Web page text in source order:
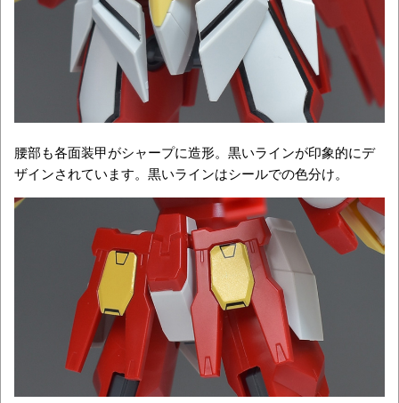
腰部も各面装甲がシャープに造形。黒いラインが印象的にデ
ザインされています。黒いラインはシールでの色分け。